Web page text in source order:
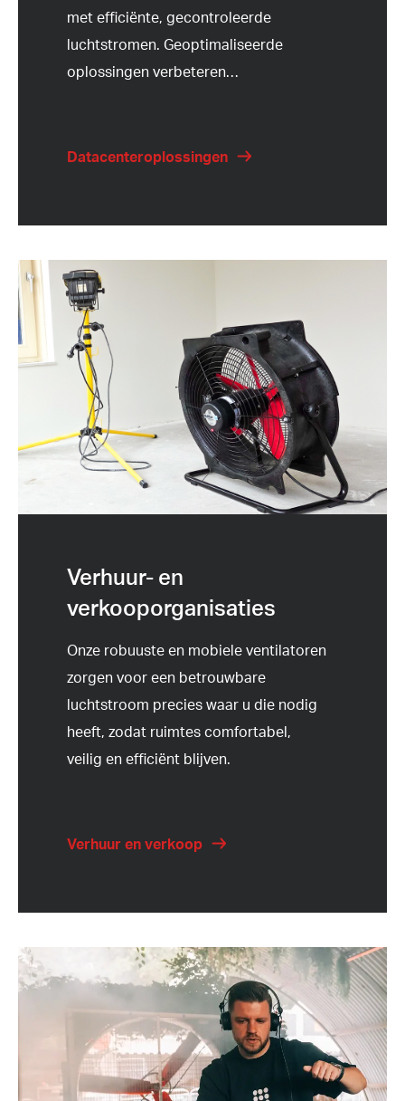
met efficiënte, gecontroleerde
luchtstromen. Geoptimaliseerde
oplossingen verbeteren…
Datacenteroplossingen
Verhuur- en
verkooporganisaties
Onze robuuste en mobiele ventilatoren
zorgen voor een betrouwbare
luchtstroom precies waar u die nodig
heeft, zodat ruimtes comfortabel,
veilig en efficiënt blijven.
Verhuur en verkoop